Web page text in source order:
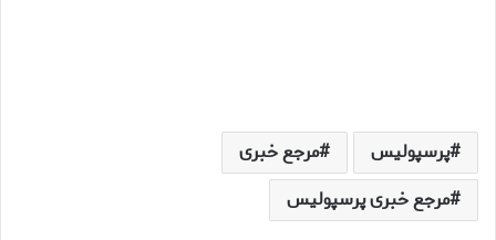
پرسپولیس
مرجع خبری
مرجع خبری پرسپولیس